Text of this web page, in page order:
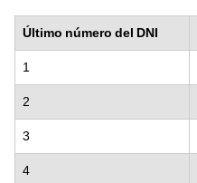
Último número del DNI
1
2
3
4